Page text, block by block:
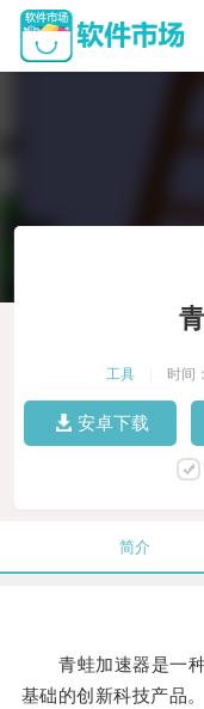
工具 时间
安卓下载
简介
青蛙加速器是一种
基础的创新科技产品。